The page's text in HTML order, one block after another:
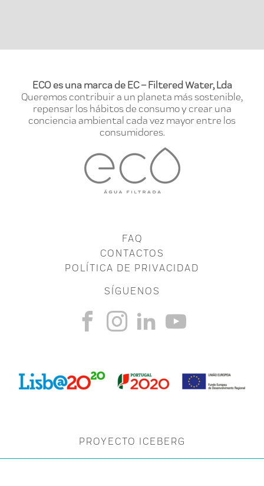
ECO es una marca de EC – Filtered Water, Lda
Queremos contribuir a un planeta más sostenible,
repensar los hábitos de consumo y crear una
conciencia ambiental cada vez mayor entre los
consumidores.
FAQ
CONTACTOS
POLÍTICA DE PRIVACIDAD
SÍGUENOS
PROYECTO ICEBERG